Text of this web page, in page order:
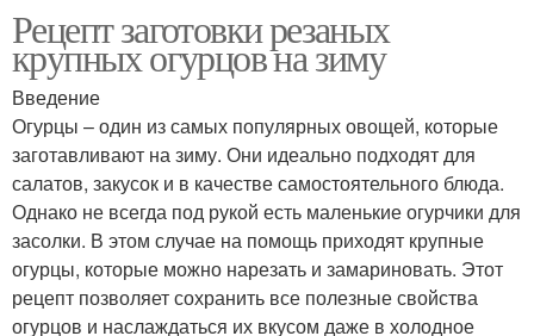
Рецепт заготовки резаных
крупных огурцов на зиму
Введение
Огурцы – один из самых популярных овощей, которые
заготавливают на зиму. Они идеально подходят для
салатов, закусок и в качестве самостоятельного блюда.
Однако не всегда под рукой есть маленькие огурчики для
засолки. В этом случае на помощь приходят крупные
огурцы, которые можно нарезать и замариновать. Этот
рецепт позволяет сохранить все полезные свойства
огурцов и наслаждаться их вкусом даже в холодное